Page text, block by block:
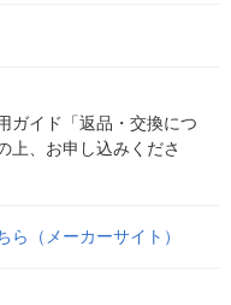
ガイド「返品・交換につ
上、お申し込みくださ
ら（メーカーサイト）